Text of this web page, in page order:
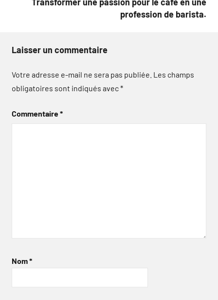
profession de barista.
Laisser un commentaire
Votre adresse e-mail ne sera pas publiée. Les champs
obligatoires sont indiqués avec*
Commentaire*
Nom*